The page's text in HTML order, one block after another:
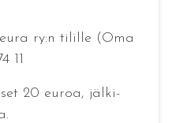
ry:n tilille (Oma
11
20 euroa, jälki-